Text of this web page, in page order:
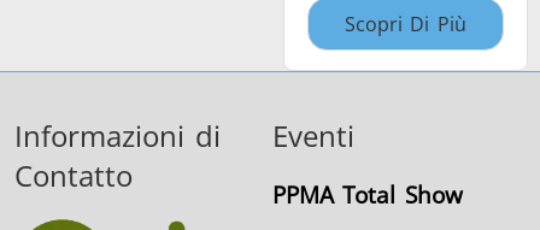
Scopri Di Più
Informazioni di
Contatto
Eventi
PPMA Total Show